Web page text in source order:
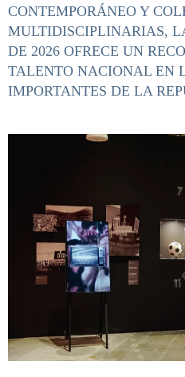
CONTEMPORÁNEO Y
MULTIDISCIPLINARIAS,
DE 2026 OFRECE UN
TALENTO NACIONAL EN
IMPORTANTES DE LA